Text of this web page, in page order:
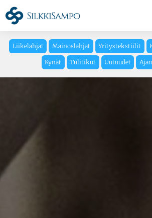
Liikelahjat Mainoslahjat Yritystekstiilit
Kynät Tulitikut Uutuudet